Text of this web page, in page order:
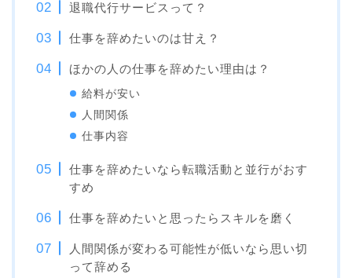
退職代行サービスって？
仕事を辞めたいのは甘え？
ほかの人の仕事を辞めたい理由は？
給料が安い
人間関係
仕事内容
仕事を辞めたいなら転職活動と並行がおす
すめ
仕事を辞めたいと思ったらスキルを磨く
人間関係が変わる可能性が低いなら思い切
って辞める